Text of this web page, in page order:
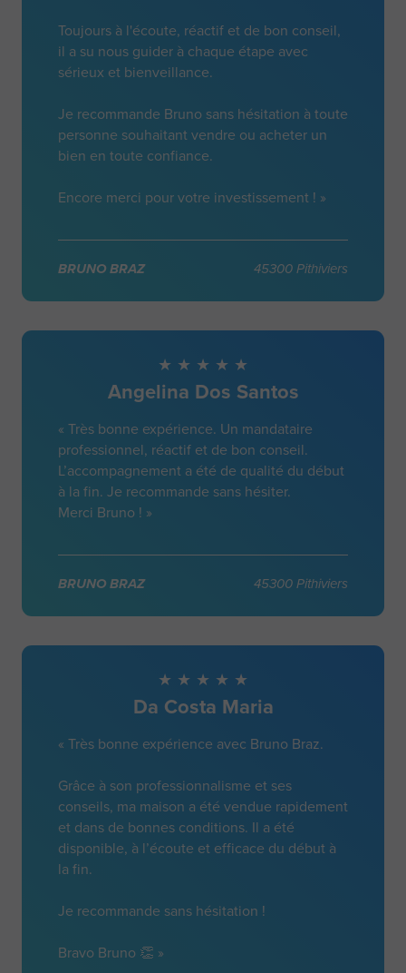
Toujours à l'écoute, réactif et de bon conseil,
il a su nous guider à chaque étape avec
sérieux et bienveillance.
Je recommande Bruno sans hésitation à toute
personne souhaitant vendre ou acheter un
bien en toute confiance.
Encore merci pour votre investissement ! »
BRUNO BRAZ 45300 Pithiviers
Angelina Dos Santos
« Très bonne expérience. Un mandataire
professionnel, réactif et de bon conseil.
L’accompagnement a été de qualité du début
à la fin. Je recommande sans hésiter.
Merci Bruno ! »
BRUNO BRAZ 45300 Pithiviers
Da Costa Maria
« Très bonne expérience avec Bruno Braz.
Grâce à son professionnalisme et ses
conseils, ma maison a été vendue rapidement
et dans de bonnes conditions. Il a été
disponible, à l’écoute et efficace du début à
la fin.
Je recommande sans hésitation !
Bravo Bruno 👏 »